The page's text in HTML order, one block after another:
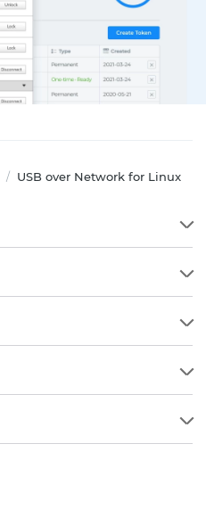
/ USB over Network for Linux